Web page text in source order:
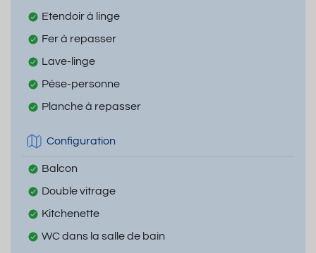
Etendoir à linge
Fer à repasser
Lave-linge
Pèse-personne
Planche à repasser
Configuration
Balcon
Double vitrage
Kitchenette
WC dans la salle de bain